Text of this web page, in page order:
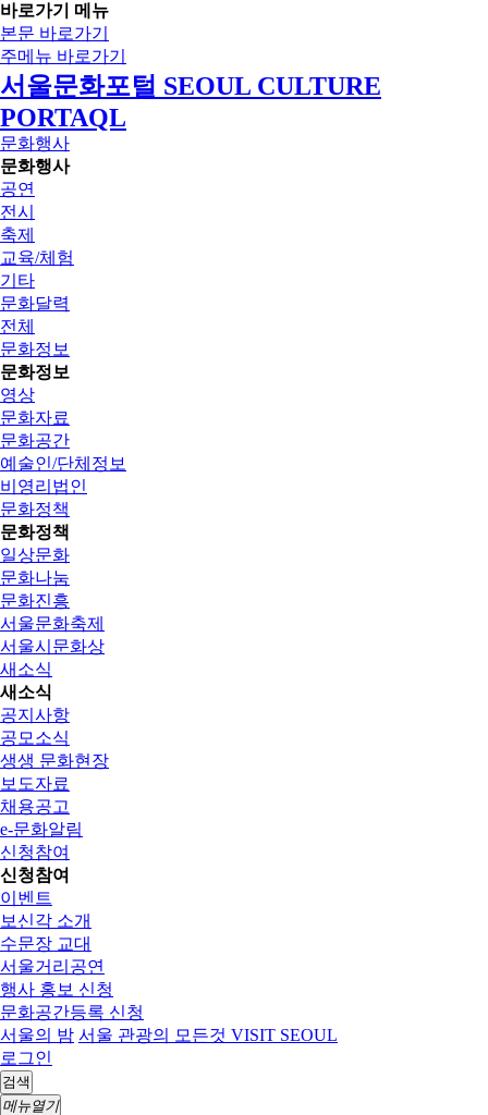
바로가기 메뉴
본문 바로가기
주메뉴 바로가기
서울문화포털 SEOUL CULTURE
PORTAQL
문화행사
문화행사
공연
전시
축제
교육/체험
기타
문화달력
전체
문화정보
문화정보
영상
문화자료
문화공간
예술인/단체정보
비영리법인
문화정책
문화정책
일상문화
문화나눔
문화진흥
서울문화축제
서울시문화상
새소식
새소식
공지사항
공모소식
생생 문화현장
보도자료
채용공고
e-문화알림
신청참여
신청참여
이벤트
보신각 소개
수문장 교대
서울거리공연
행사 홍보 신청
문화공간등록 신청
서울의 밤 서울 관광의 모든것 VISIT SEOUL
로그인
검색
메뉴열기